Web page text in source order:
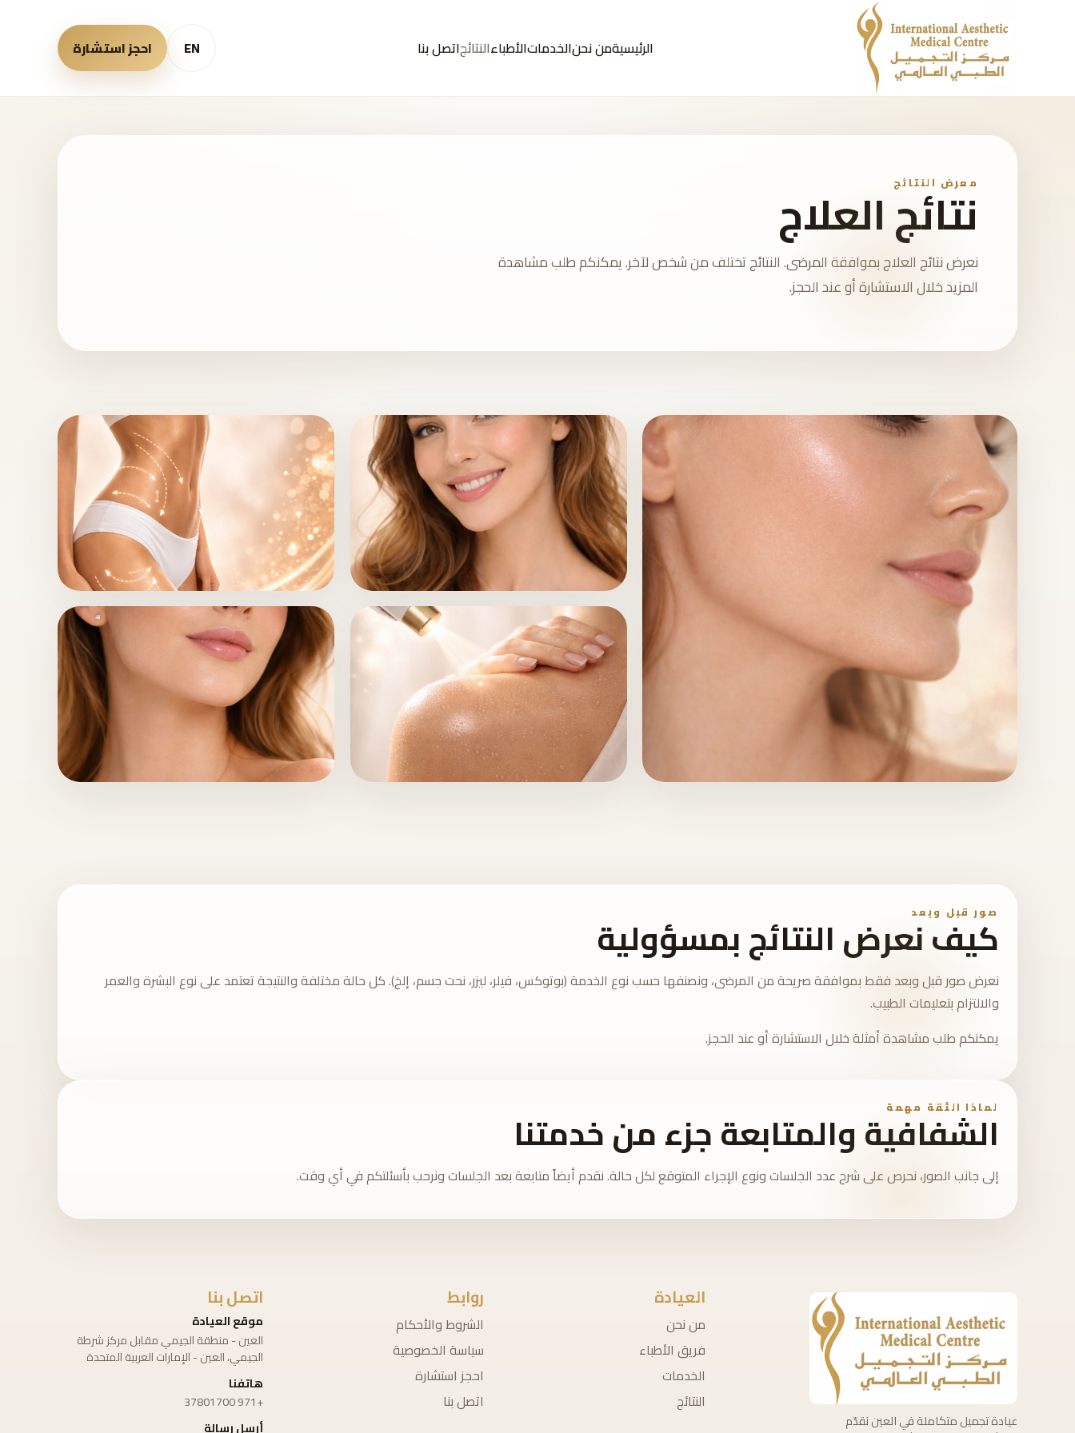
الرئيسيةمن نحنالخدماتالأطباءالنتائجاتصل بنا EN احجز استشارة
معرض النتائج
نتائج العلاج
نعرض نتائج العلاج بموافقة المرضى. النتائج تختلف من شخص لآخر. يمكنكم طلب مشاهدة
المزيد خلال الاستشارة أو عند الحجز.
خدمات تجديد ونضارة البشرة نحت الجسم
صور قبل وبعد
كيف نعرض النتائج بمسؤولية
نعرض صور قبل وبعد فقط بموافقة صريحة من المرضى، ونصنفها حسب نوع الخدمة (بوتوكس، فيلر، ليزر، نحت جسم، إلخ). كل حالة مختلفة والنتيجة تعتمد على نوع البشرة والعمر
والالتزام بتعليمات الطبيب.
يمكنكم طلب مشاهدة أمثلة خلال الاستشارة أو عند الحجز.
لماذا الثقة مهمة
الشفافية والمتابعة جزء من خدمتنا
إلى جانب الصور، نحرص على شرح عدد الجلسات ونوع الإجراء المتوقع لكل حالة. نقدم أيضاً متابعة بعد الجلسات ونرحب بأسئلتكم في أي وقت.
عيادة تجميل متكاملة في العين نقدّم
العيادة
من نحن
فريق الأطباء
الخدمات
النتائج
روابط
الشروط والأحكام
سياسة الخصوصية
احجز استشارة
اتصل بنا
اتصل بنا
موقع العيادة
العين - منطقة الجيمي مقابل مركز شرطة
الجيمي، العين - الإمارات العربية المتحدة
هاتفنا
+971 37801700
أرسل رسالة